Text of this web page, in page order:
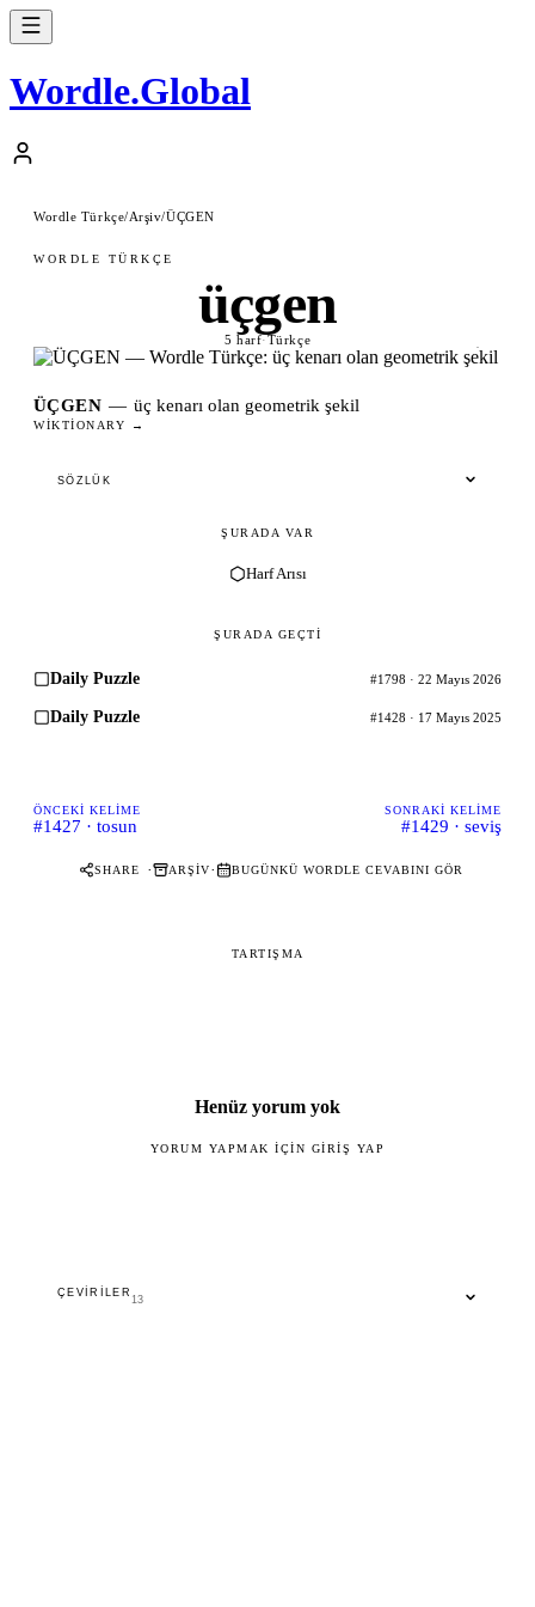
Wordle.Global
Wordle Türkçe/Arşiv/ÜÇGEN
WORDLE TÜRKÇE
üçgen
5 harf·Türkçe
ÜÇGEN — üç kenarı olan geometrik şekil
WIKTIONARY →
SÖZLÜK
ŞURADA VAR
Harf Arısı
ŞURADA GEÇTI
Daily Puzzle #1798 · 22 Mayıs 2026
Daily Puzzle #1428 · 17 Mayıs 2025
ÖNCEKI KELIME
#1427 · tosun
SONRAKI KELIME
#1429 · seviş
SHARE · ARŞIV· BUGÜNKÜ WORDLE CEVABINI GÖR
TARTIŞMA
Henüz yorum yok
YORUM YAPMAK IÇIN GIRIŞ YAP
ÇEVIRILER
13